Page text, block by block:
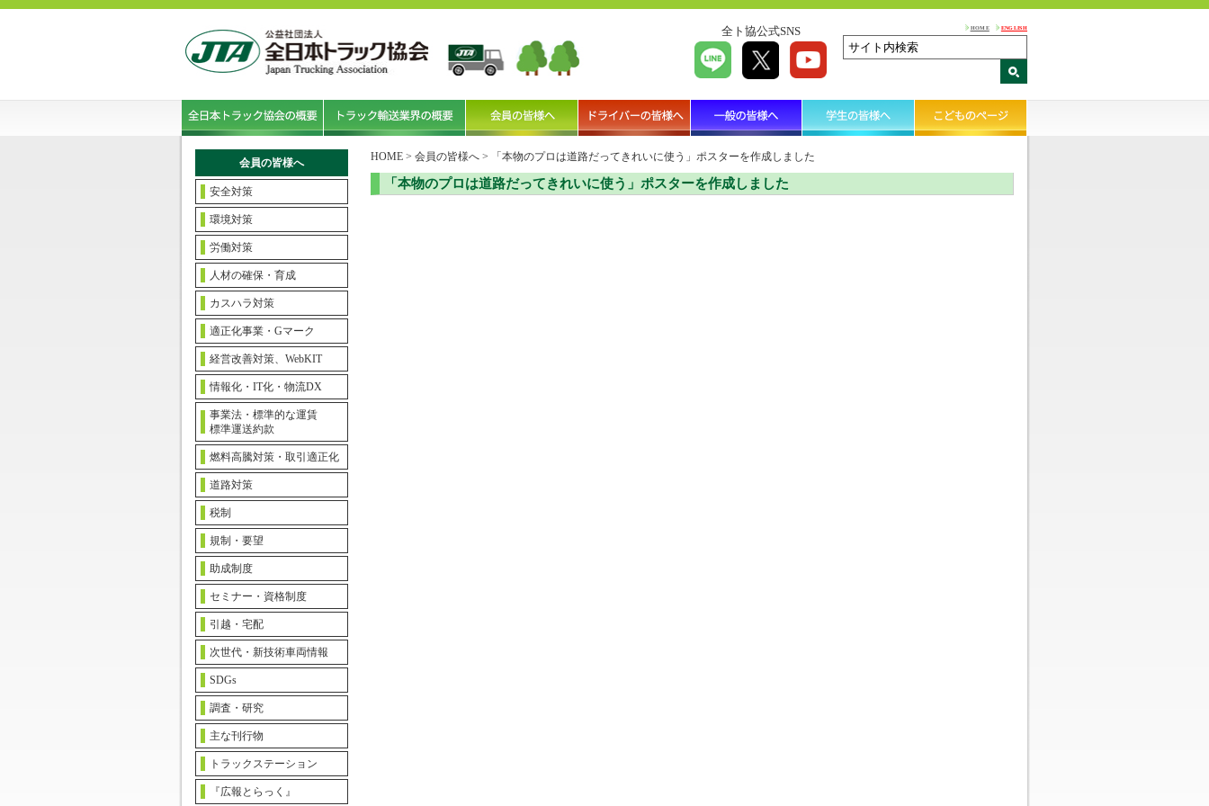
全ト協公式SNS HOME ENGLISH
会員の皆様へ
安全対策
環境対策
労働対策
人材の確保・育成
カスハラ対策
適正化事業・Gマーク
経営改善対策、WebKIT
情報化・IT化・物流DX
事業法・標準的な運賃
標準運送約款
燃料高騰対策・取引適正化
道路対策
税制
規制・要望
助成制度
セミナー・資格制度
引越・宅配
次世代・新技術車両情報
SDGs
調査・研究
主な刊行物
トラックステーション
『広報とらっく』
HOME > 会員の皆様へ > 「本物のプロは道路だってきれいに使う」ポスターを作成しました
「本物のプロは道路だってきれいに使う」ポスターを作成しました